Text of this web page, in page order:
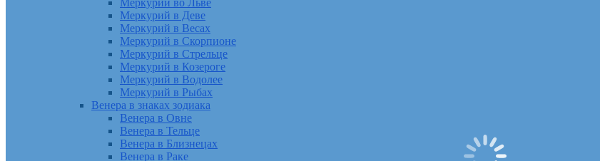
Меркурий во Льве
Меркурий в Деве
Меркурий в Весах
Меркурий в Скорпионе
Меркурий в Стрельце
Меркурий в Козероге
Меркурий в Водолее
Меркурий в Рыбах
Венера в знаках зодиака
Венера в Овне
Венера в Тельце
Венера в Близнецах
Венера в Раке